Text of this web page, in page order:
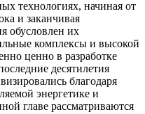
технологиях, начиная от
и заканчивая
обусловлен их
комплексы и высокой
ценно в разработке
десятилетия
благодаря
энергетике и
главе рассматриваются